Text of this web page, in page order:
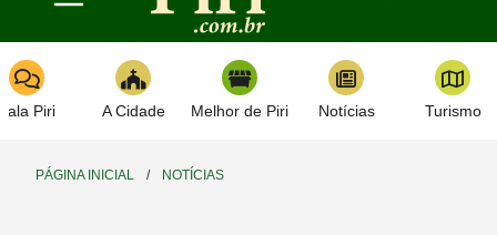
Toggle navigation
Piri A Cidade Melhor de Piri Notícias Turismo
PÁGINA INICIAL / NOTÍCIAS